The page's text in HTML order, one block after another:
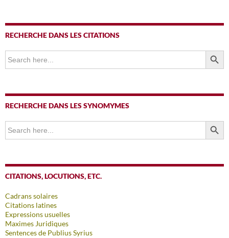
RECHERCHE DANS LES CITATIONS
Search
for:
SEARCH
RECHERCHE DANS LES SYNOMYMES
Search
for:
SEARCH
CITATIONS, LOCUTIONS, ETC.
Cadrans solaires
Citations latines
Expressions usuelles
Maximes Juridiques
Sentences de Publius Syrius